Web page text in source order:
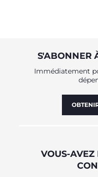
S'ABONNER
Immédiatement
VOUS-AVEZ